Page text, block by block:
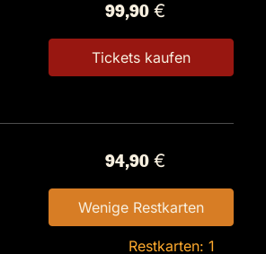
99,90 €
Tickets kaufen
94,90 €
Wenige Restkarten
Restkarten: 1